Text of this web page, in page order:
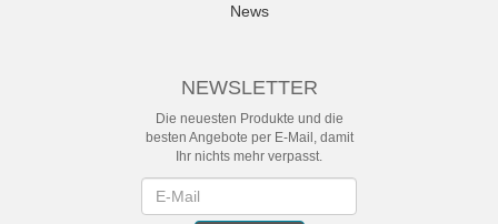
News
NEWSLETTER
Die neuesten Produkte und die
besten Angebote per E-Mail, damit
Ihr nichts mehr verpasst.